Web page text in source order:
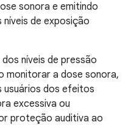
sonora e emitindo
de exposição
níveis de pressão
monitorar a dose sonora,
usuários dos efeitos
excessiva ou
proteção auditiva ao